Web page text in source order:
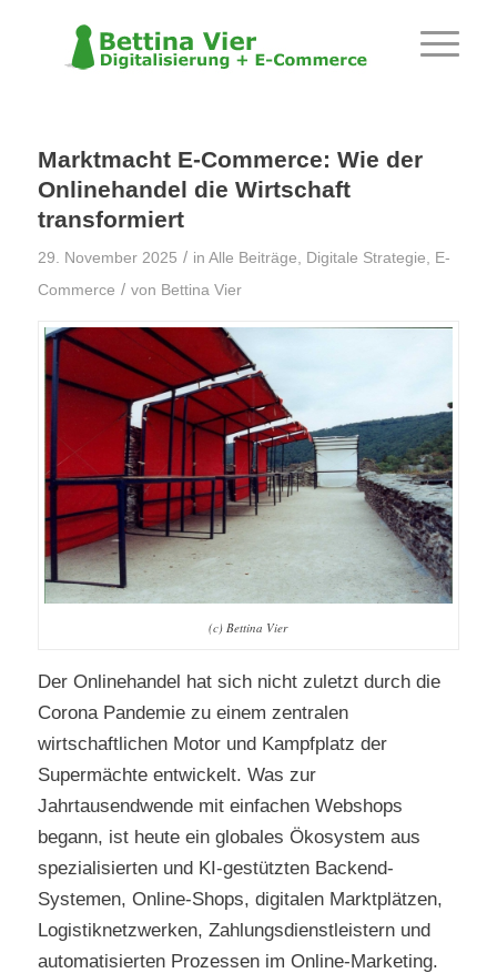
Marktmacht E-Commerce: Wie der
Onlinehandel die Wirtschaft
transformiert
29. November 2025 / in Alle Beiträge, Digitale Strategie, E-
Commerce / von Bettina Vier
(c) Bettina Vier
Der Onlinehandel hat sich nicht zuletzt durch die
Corona Pandemie zu einem zentralen
wirtschaftlichen Motor und Kampfplatz der
Supermächte entwickelt. Was zur
Jahrtausendwende mit einfachen Webshops
begann, ist heute ein globales Ökosystem aus
spezialisierten und KI-gestützten Backend-
Systemen, Online-Shops, digitalen Marktplätzen,
Logistiknetzwerken, Zahlungsdienstleistern und
automatisierten Prozessen im Online-Marketing.